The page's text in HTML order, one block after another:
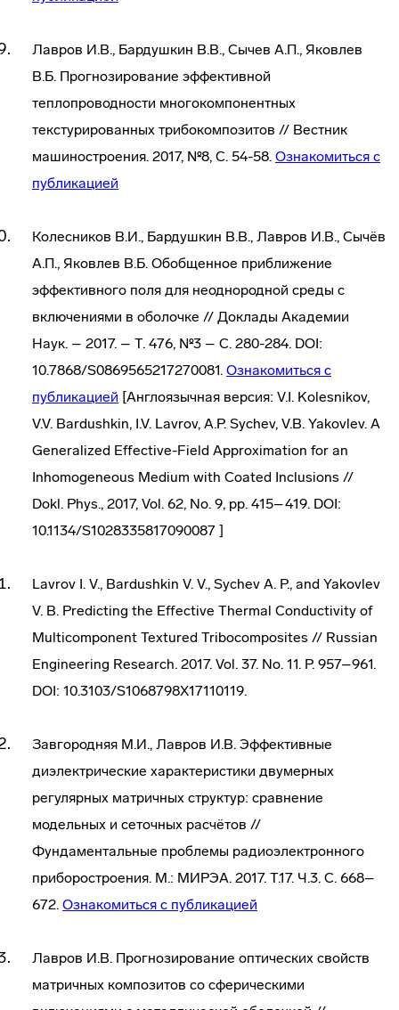
Лавров И.В., Бардушкин В.В., Сычев А.П., Яковлев
В.Б. Прогнозирование эффективной
теплопроводности многокомпонентных
текстурированных трибокомпозитов // Вестник
машиностроения. 2017, №8, С. 54-58. Ознакомиться с
публикацией
Колесников В.И., Бардушкин В.В., Лавров И.В., Сычёв
А.П., Яковлев В.Б. Обобщенное приближение
эффективного поля для неоднородной среды с
включениями в оболочке // Доклады Академии
Наук. – 2017. – Т. 476, №3 – С. 280-284. DOI:
10.7868/S0869565217270081. Ознакомиться с
публикацией [Англоязычная версия: V.I. Kolesnikov,
V.V. Bardushkin, I.V. Lavrov, A.P. Sychev, V.B. Yakovlev. A
Generalized Effective-Field Approximation for an
Inhomogeneous Medium with Coated Inclusions //
Dokl. Phys., 2017, Vol. 62, No. 9, pp. 415–419. DOI:
10.1134/S1028335817090087 ]
Lavrov I. V., Bardushkin V. V., Sychev A. P., and Yakovlev
V. B. Predicting the Effective Thermal Conductivity of
Multicomponent Textured Tribocomposites // Russian
Engineering Research. 2017. Vol. 37. No. 11. P. 957–961.
DOI: 10.3103/S1068798X17110119.
Завгородняя М.И., Лавров И.В. Эффективные
диэлектрические характеристики двумерных
регулярных матричных структур: сравнение
модельных и сеточных расчётов //
Фундаментальные проблемы радиоэлектронного
приборостроения. М.: МИРЭА. 2017. Т.17. Ч.3. С. 668–
672. Ознакомиться с публикацией
Лавров И.В. Прогнозирование оптических свойств
матричных композитов со сферическими